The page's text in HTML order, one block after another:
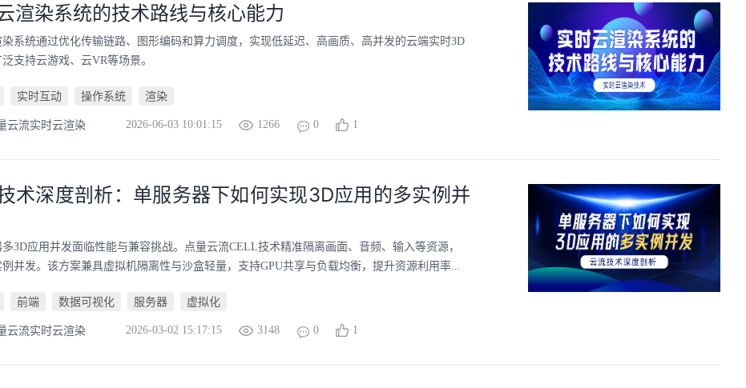
渲染系统的技术路线与核心能力
染系统通过优化传输链路、图形编码和算力调度，实现低延迟、高画质、高并发的云端实时3D
支持云游戏、云VR等场景。
实时互动 操作系统 渲染
云流实时云渲染 2026-06-03 10:01:15 1266 0 1
术深度剖析：单服务器下如何实现3D应用的多实例并
3D应用并发面临性能与兼容挑战。点量云流CELL技术精准隔离画面、音频、输入等资源，
例并发。该方案兼具虚拟机隔离性与沙盒轻量，支持GPU共享与负载均衡，提升资源利用率...
前端 数据可视化 服务器 虚拟化
云流实时云渲染 2026-03-02 15:17:15 3148 0 1